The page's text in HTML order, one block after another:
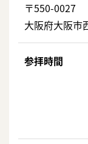
〒550-0027
大阪府大阪市
参拝時間